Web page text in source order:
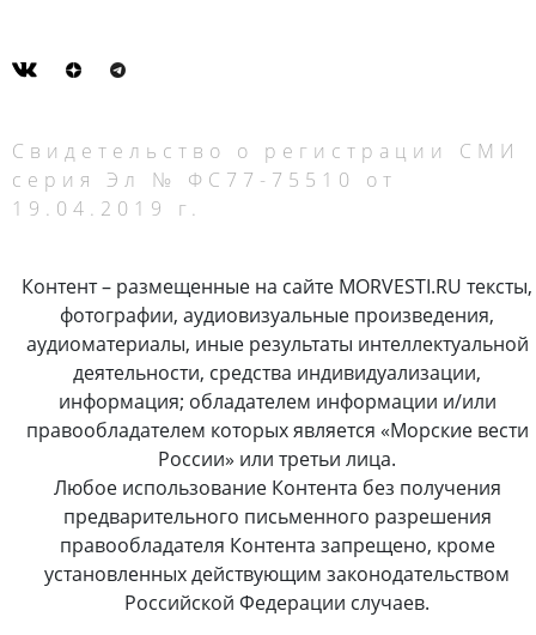
Свидетельство о регистрации СМИ
серия Эл № ФС77-75510 от
19.04.2019 г.
Контент – размещенные на сайте MORVESTI.RU тексты,
фотографии, аудиовизуальные произведения,
аудиоматериалы, иные результаты интеллектуальной
деятельности, средства индивидуализации,
информация; обладателем информации и/или
правообладателем которых является «Морские вести
России» или третьи лица.
Любое использование Контента без получения
предварительного письменного разрешения
правообладателя Контента запрещено, кроме
установленных действующим законодательством
Российской Федерации случаев.